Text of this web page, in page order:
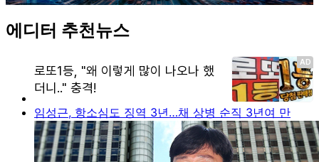
에디터 추천뉴스
임성근, 항소심도 징역 3년…채 상병 순직 3년여 만